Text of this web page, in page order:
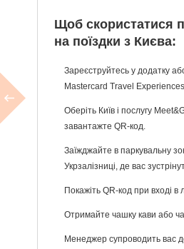
Щоб скористатися
на поїздки з Києва:
Зареєструйтесь у додатку
Mastercard Travel
Оберіть Київ і послугу
завантажте QR-код.
Заїжджайте в паркувальну
Укрзалізниці, де вас
Покажіть QR-код при вході в
Отримайте чашку кави або
Менеджер супроводить вас